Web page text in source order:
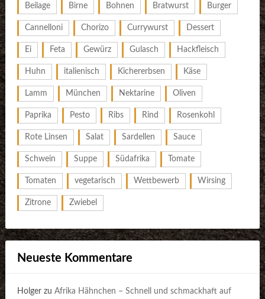
Beilage Birne Bohnen Bratwurst Burger
Cannelloni Chorizo Currywurst Dessert
Ei Feta Gewürz Gulasch Hackfleisch
Huhn italienisch Kichererbsen Käse
Lamm München Nektarine Oliven
Paprika Pesto Ribs Rind Rosenkohl
Rote Linsen Salat Sardellen Sauce
Schwein Suppe Südafrika Tomate
Tomaten vegetarisch Wettbewerb Wirsing
Zitrone Zwiebel
Neueste Kommentare
Holgerzu Afrika Hähnchen – Schnell und schmackhaft auf